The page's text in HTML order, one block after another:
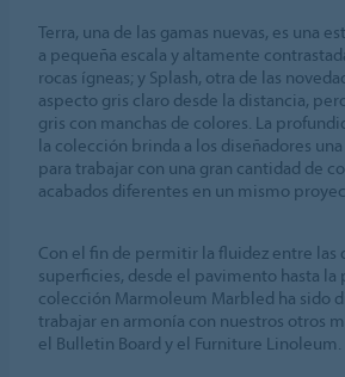
Terra, una de las gamas nuevas, es una
a pequeña escala y altamente
rocas ígneas; y Splash, otra de las
aspecto gris claro desde la distancia,
gris con manchas de colores. La
la colección brinda a los diseñadores
para trabajar con una gran cantidad de
acabados diferentes en un mismo
Con el fin de permitir la fluidez entre las
superficies, desde el pavimento hasta la
colección Marmoleum Marbled ha sido
trabajar en armonía con nuestros otros
el Bulletin Board y el Furniture Linoleum.